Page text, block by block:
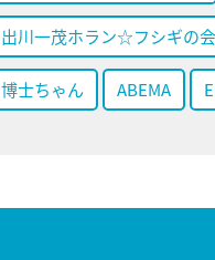
出川一茂ホラン☆フシギの会
博士ちゃん ABEMA